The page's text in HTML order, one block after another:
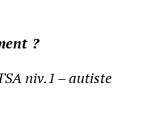
?
niv.1 – autiste